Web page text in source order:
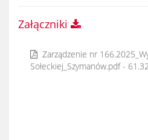
Załączniki
Zarządzenie nr
Sołeckiej_Szymanów.pdf -